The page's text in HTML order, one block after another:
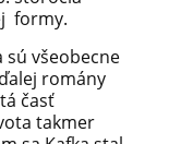
formy.
sú všeobecne
romány
časť
takmer